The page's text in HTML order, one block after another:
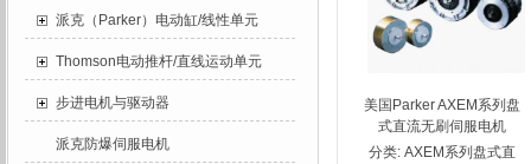
美国Parker AXEM系列盘
式直流无刷伺服电机
分类: AXEM系列盘式直
派克（Parker）电动缸/线性单元
Thomson电动推杆/直线运动单元
步进电机与驱动器
派克防爆伺服电机